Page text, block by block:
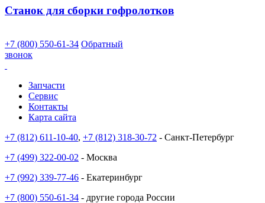
Станок для сборки гофролотков
+7 (800) 550-61-34 Обратный
звонок
Запчасти
Сервис
Контакты
Карта сайта
+7 (812) 611-10-40, +7 (812) 318-30-72 - Санкт-Петербург
+7 (499) 322-00-02 - Москва
+7 (992) 339-77-46 - Екатеринбург
+7 (800) 550-61-34 - другие города России